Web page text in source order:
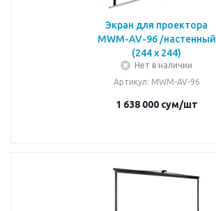
Экран для проектора
MWM-AV-96 /настенный
(244 x 244)
Нет в наличии
Артикул: MWM-AV-96
1 638 000сум/шт